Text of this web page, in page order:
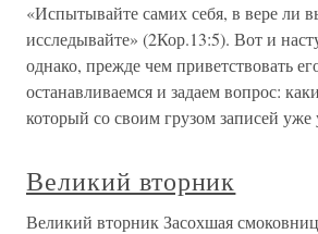
«Испытывайте самих себя, в вере ли
исследывайте» (2Кор.13:5). Вот и
однако, прежде чем приветствовать
останавливаемся и задаем вопрос:
который со своим грузом записей уже
Великий вторник
Великий вторник Засохшая